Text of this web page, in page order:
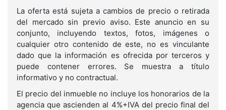
La oferta está sujeta a cambios de precio o retirada
del mercado sin previo aviso. Este anuncio en su
conjunto, incluyendo textos, fotos, imágenes o
cualquier otro contenido de este, no es vinculante
dado que la información es ofrecida por terceros y
puede contener errores. Se muestra a título
informativo y no contractual.
El precio del inmueble no incluye los honorarios de la
agencia que ascienden al 4%+IVA del precio final del